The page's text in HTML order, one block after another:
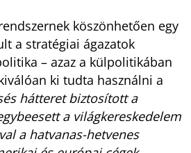
köszönhetően egy
a stratégiai ágazatok
– azaz a külpolitikában
ki tudta használni a
hátteret biztosított a
a világkereskedelem
a hatvanas-hetvenes